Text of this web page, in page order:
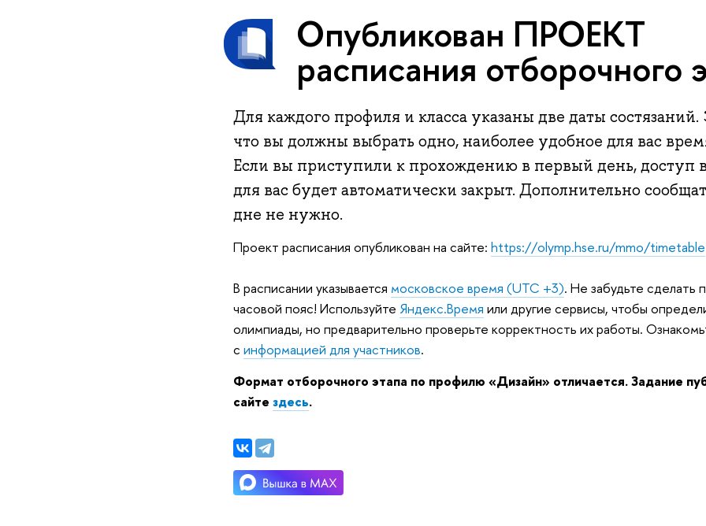
Опубликован ПРОЕКТ
расписания отборочного
Для каждого профиля и класса указаны две даты состязаний.
что вы должны выбрать одно, наиболее удобное для вас
Если вы приступили к прохождению в первый день, доступ
для вас будет автоматически закрыт. Дополнительно
дне не нужно.
Проект расписания опубликован на сайте: https://olymp.hse.ru/mmo/timetable
В расписании указывается московское время (UTC +3). Не забудьте сделать
часовой пояс! Используйте Яндекс.Время или другие сервисы, чтобы
олимпиады, но предварительно проверьте корректность их работы.
с информацией для участников.
Формат отборочного этапа по профилю «Дизайн» отличается. Задание
сайте здесь.